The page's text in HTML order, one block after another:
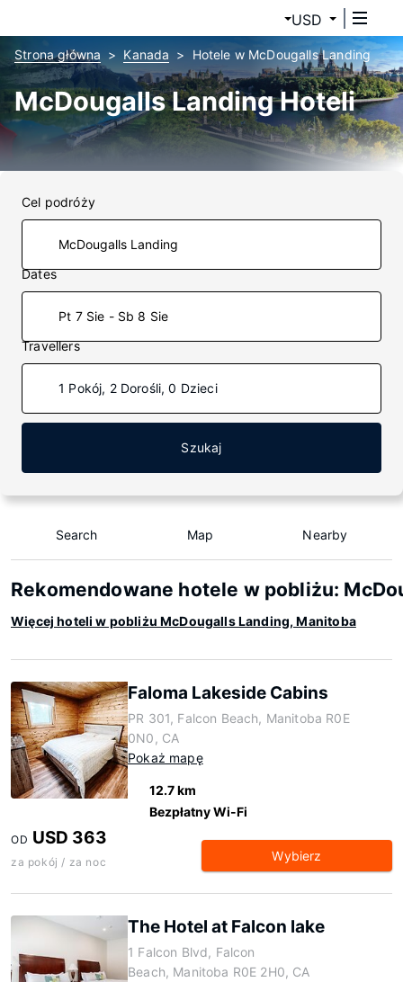
USD
Strona główna Kanada Hotele w McDougalls Landing
McDougalls Landing Hoteli
Cel podróży
Dates
Pt 7 Sie - Sb 8 Sie
Travellers
1 Pokój, 2 Dorośli, 0 Dzieci
Szukaj
Search Map Nearby
Rekomendowane hotele w pobliżu:
Więcej hoteli w pobliżu McDougalls Landing, Manitoba
Faloma Lakeside Cabins
PR 301, Falcon Beach, Manitoba R0E
0N0, CA
Pokaż mapę
12.7 km
Bezpłatny Wi-Fi
OD USD 363
za pokój / za noc Wybierz
The Hotel at Falcon lake
1 Falcon Blvd, Falcon
Beach, Manitoba R0E 2H0, CA